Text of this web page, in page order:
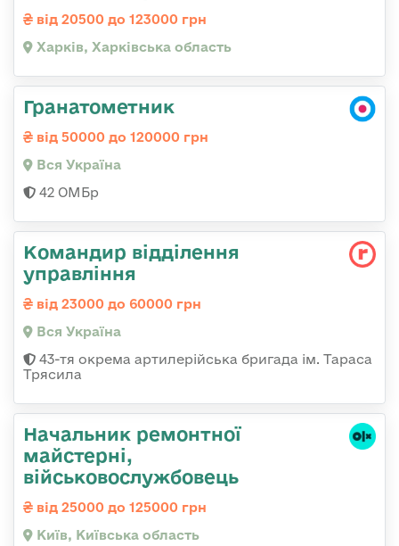
від 20500 до 123000 грн
Харків, Харківська область
Гранатометник
від 50000 до 120000 грн
Вся Україна
42 ОМБр
Командир відділення
управління
від 23000 до 60000 грн
Вся Україна
43-тя окрема артилерійська бригада ім. Тараса
Трясила
Начальник ремонтної
майстерні,
військовослужбовець
від 25000 до 125000 грн
Київ, Київська область